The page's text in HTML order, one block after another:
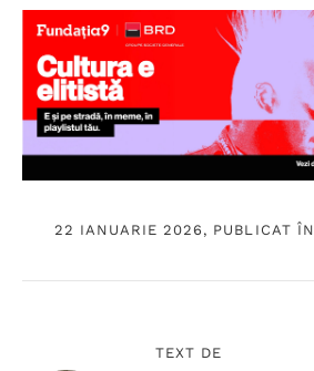
22 IANUARIE 2026, PUBLICAT ÎN
TEXT DE